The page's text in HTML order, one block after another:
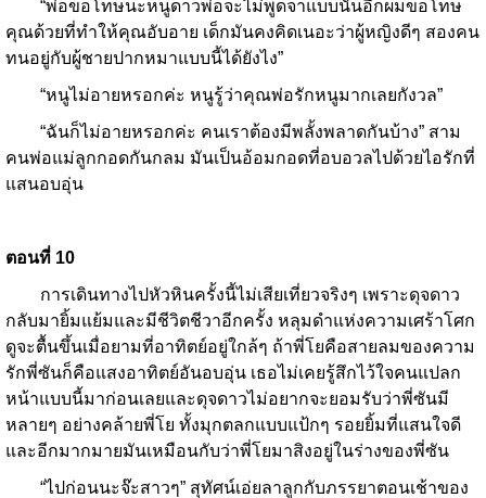
“พ่อขอโทษนะหนูดาวพ่อจะไม่พูดจาแบบนั้นอีกผมขอโทษ
คุณด้วยที่ทำให้คุณอับอาย เด็กมันคงคิดเนอะว่าผู้หญิงดีๆ สองคน
ทนอยู่กับผู้ชายปากหมาแบบนี้ได้ยังไง”
“หนูไม่อายหรอกค่ะ หนูรู้ว่าคุณพ่อรักหนูมากเลยกังวล”
“ฉันก็ไม่อายหรอกค่ะ คนเราต้องมีพลั้งพลาดกันบ้าง” สาม
คนพ่อแม่ลูกกอดกันกลม มันเป็นอ้อมกอดที่อบอวลไปด้วยไอรักที่
แสนอบอุ่น
ตอนที่ 10
การเดินทางไปหัวหินครั้งนี้ไม่เสียเที่ยวจริงๆ เพราะดุจดาว
กลับมายิ้มแย้มและมีชีวิตชีวาอีกครั้ง หลุมดำแห่งความเศร้าโศก
ดูจะตื้นขึ้นเมื่อยามที่อาทิตย์อยู่ใกล้ๆ ถ้าพี่โยคือสายลมของความ
รักพี่ซันก็คือแสงอาทิตย์อันอบอุ่น เธอไม่เคยรู้สึกไว้ใจคนแปลก
หน้าแบบนี้มาก่อนเลยและดุจดาวไม่อยากจะยอมรับว่าพี่ซันมี
หลายๆ อย่างคล้ายพี่โย ทั้งมุกตลกแบบแป้กๆ รอยยิ้มที่แสนใจดี
และอีกมากมายมันเหมือนกับว่าพี่โยมาสิงอยู่ในร่างของพี่ซัน
“ไปก่อนนะจ๊ะสาวๆ” สุทัศน์เอ่ยลาลูกกับภรรยาตอนเช้าของ